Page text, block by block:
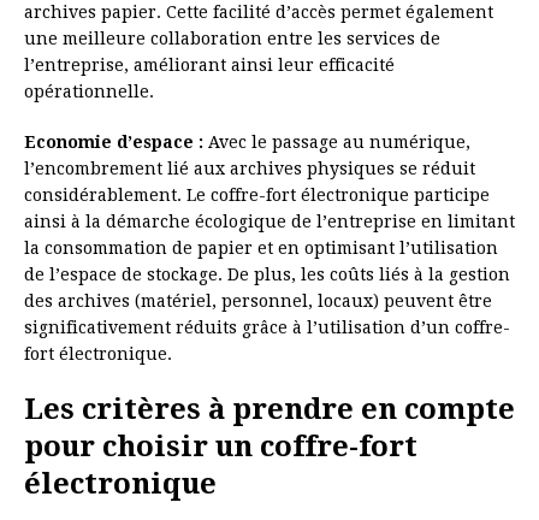
archives papier. Cette facilité d’accès permet également
une meilleure collaboration entre les services de
l’entreprise, améliorant ainsi leur efficacité
opérationnelle.
Economie d’espace : Avec le passage au numérique,
l’encombrement lié aux archives physiques se réduit
considérablement. Le coffre-fort électronique participe
ainsi à la démarche écologique de l’entreprise en limitant
la consommation de papier et en optimisant l’utilisation
de l’espace de stockage. De plus, les coûts liés à la gestion
des archives (matériel, personnel, locaux) peuvent être
significativement réduits grâce à l’utilisation d’un coffre-
fort électronique.
Les critères à prendre en compte
pour choisir un coffre-fort
électronique